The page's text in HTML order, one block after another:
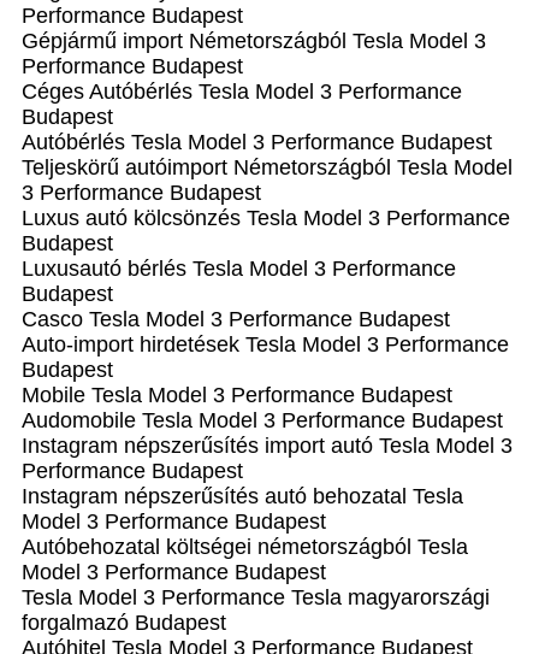
Performance Budapest
Gépjármű import Németországból Tesla Model 3
Performance Budapest
Céges Autóbérlés Tesla Model 3 Performance
Budapest
Autóbérlés Tesla Model 3 Performance Budapest
Teljeskörű autóimport Németországból Tesla Model
3 Performance Budapest
Luxus autó kölcsönzés Tesla Model 3 Performance
Budapest
Luxusautó bérlés Tesla Model 3 Performance
Budapest
Casco Tesla Model 3 Performance Budapest
Auto-import hirdetések Tesla Model 3 Performance
Budapest
Mobile Tesla Model 3 Performance Budapest
Audomobile Tesla Model 3 Performance Budapest
Instagram népszerűsítés import autó Tesla Model 3
Performance Budapest
Instagram népszerűsítés autó behozatal Tesla
Model 3 Performance Budapest
Autóbehozatal költségei németországból Tesla
Model 3 Performance Budapest
Tesla Model 3 Performance Tesla magyarországi
forgalmazó Budapest
Autóhitel Tesla Model 3 Performance Budapest